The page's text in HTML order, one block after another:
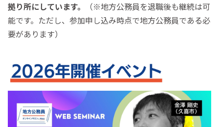
拠り所にしています。
（※地方公務員を退職後も継続は可
能です。ただし、参加申し込み時点で地方公務員である必
要があります）